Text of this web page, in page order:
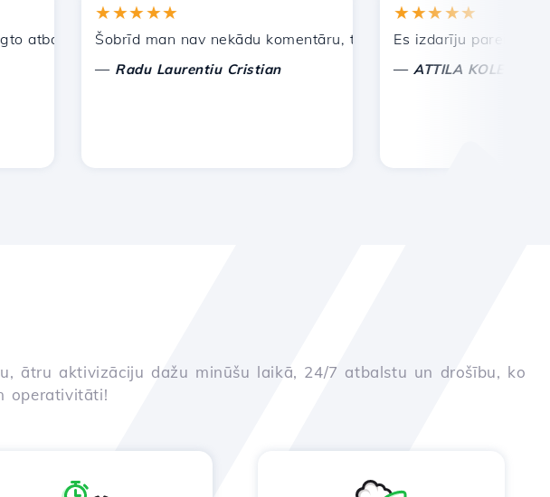
citiem paziņām.
★★★★★
Šobrīd man nav nekādu komentāru, tikai lai novērtētu. Ar īpašu
Radu Laurentiu Cristian
★★★★★
Es izdarīju pareizo izvēli,
ATTILA KOLES
ātru aktivizāciju dažu minūšu laikā, 24/7 atbalstu un drošību, ko
operativitāti!